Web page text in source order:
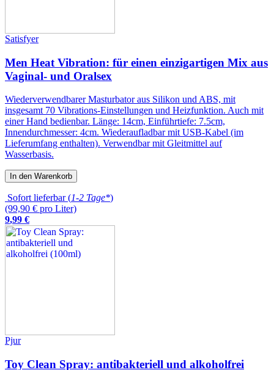
Satisfyer
Men Heat Vibration: für einen einzigartigen Mix aus
Vaginal- und Oralsex
Wiederverwendbarer Masturbator aus Silikon und ABS, mit
insgesamt 70 Vibrations-Einstellungen und Heizfunktion. Auch mit
einer Hand bedienbar. Länge: 14cm, Einführtiefe: 7.5cm,
Innendurchmesser: 4cm. Wiederaufladbar mit USB-Kabel (im
Lieferumfang enthalten). Verwendbar mit Gleitmittel auf
Wasserbasis.
In den Warenkorb
Sofort lieferbar (1-2 Tage*)
(99,90 € pro Liter)
9,99 €
Pjur
Toy Clean Spray: antibakteriell und alkoholfrei